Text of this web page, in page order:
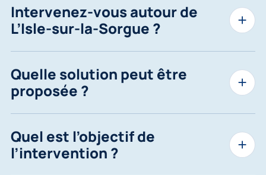
Intervenez-vous autour de
L’Isle-sur-la-Sorgue ?
Quelle solution peut être
proposée ?
Quel est l’objectif de
l’intervention ?